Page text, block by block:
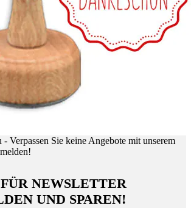
NEWSLETTER
UND SPAREN!